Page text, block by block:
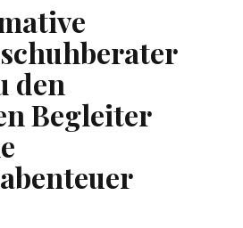
den
Begleiter